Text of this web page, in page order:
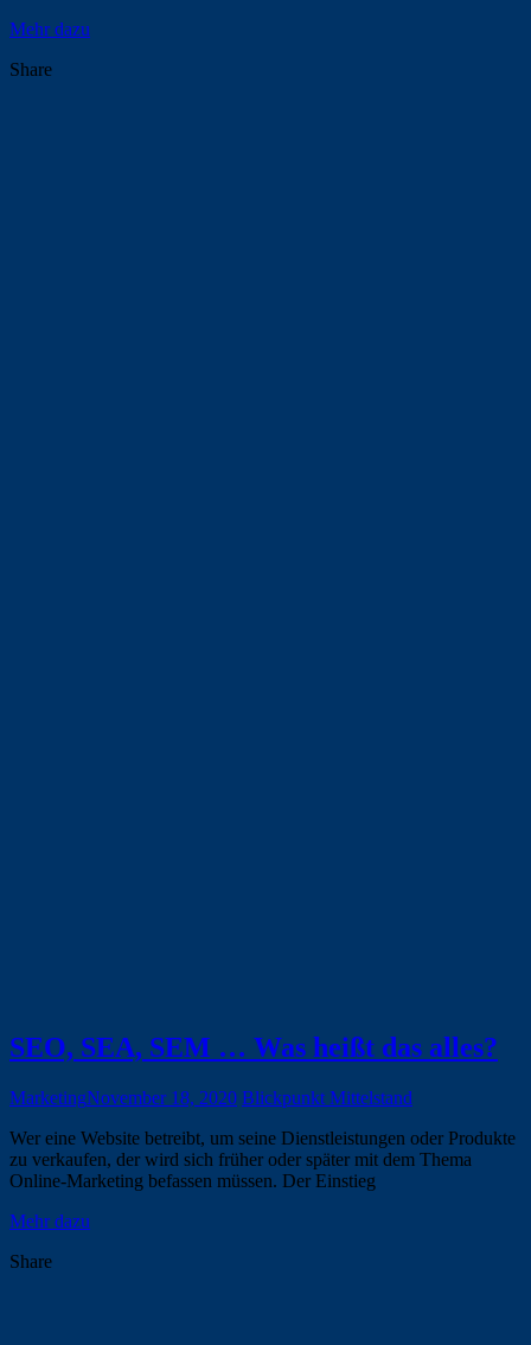
Mehr dazu
Share
SEO, SEA, SEM … Was heißt das alles?
MarketingNovember 18, 2020 Blickpunkt Mittelstand
Wer eine Website betreibt, um seine Dienstleistungen oder Produkte
zu verkaufen, der wird sich früher oder später mit dem Thema
Online-Marketing befassen müssen. Der Einstieg
Mehr dazu
Share